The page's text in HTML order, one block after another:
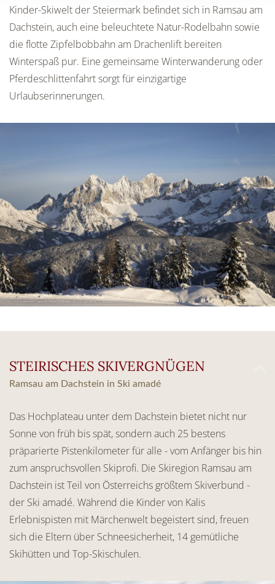
Kinder-Skiwelt der Steiermark befindet sich in Ramsau am
Dachstein, auch eine beleuchtete Natur-Rodelbahn sowie
die flotte Zipfelbobbahn am Drachenlift bereiten
Winterspaß pur. Eine gemeinsame Winterwanderung oder
Pferdeschlittenfahrt sorgt für einzigartige
Urlaubserinnerungen.
STEIRISCHES SKIVERGNÜGEN
Ramsau am Dachstein in Ski amadé
Das Hochplateau unter dem Dachstein bietet nicht nur
Sonne von früh bis spät, sondern auch 25 bestens
präparierte Pistenkilometer für alle - vom Anfänger bis hin
zum anspruchsvollen Skiprofi. Die Skiregion Ramsau am
Dachstein ist Teil von Österreichs größtem Skiverbund -
der Ski amadé. Während die Kinder von Kalis
Erlebnispisten mit Märchenwelt begeistert sind, freuen
sich die Eltern über Schneesicherheit, 14 gemütliche
Skihütten und Top-Skischulen.